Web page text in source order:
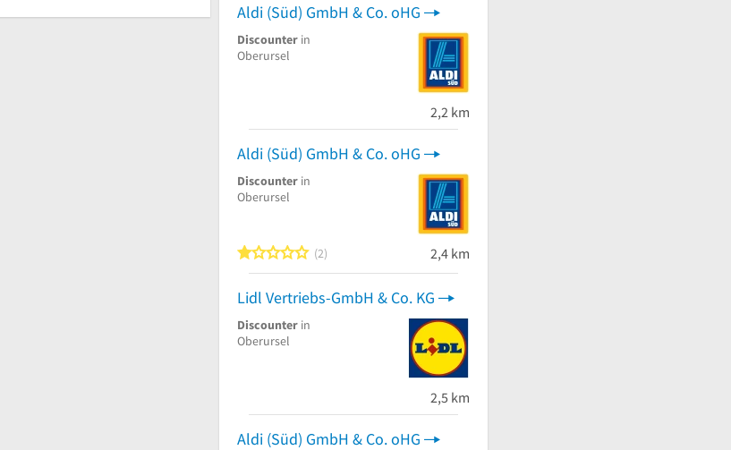
Aldi (Süd) GmbH & Co. oHG
Discounter in
Oberursel
2,2 km
Aldi (Süd) GmbH & Co. oHG
Discounter in
Oberursel
1 von 5 Sternen
2 2,4 km
Lidl Vertriebs-GmbH & Co. KG
Discounter in
Oberursel
2,5 km
Aldi (Süd) GmbH & Co. oHG